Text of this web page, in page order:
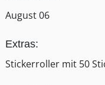
August 06
Extras:
Stickerroller mit 50